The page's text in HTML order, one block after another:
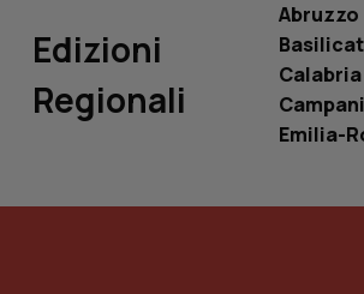
Edizioni
Regionali
Abruzzo
Calabria
Emilia-